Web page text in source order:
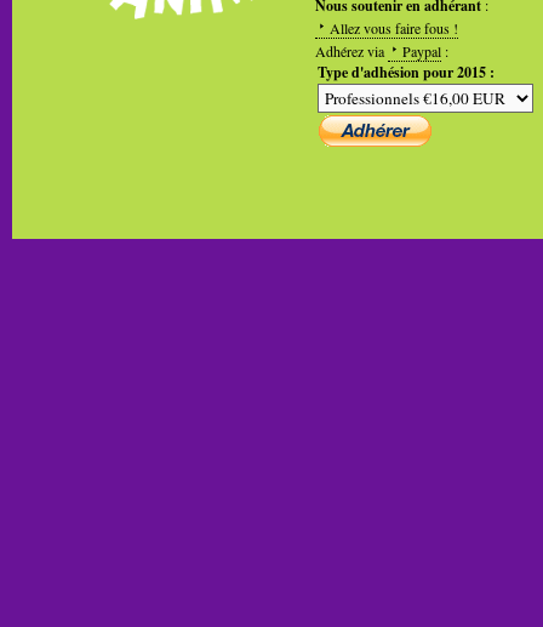
Nous soutenir en adhérant :
Allez vous faire fous !
Adhérez via
Paypal :
Type d'adhésion pour 2015 :